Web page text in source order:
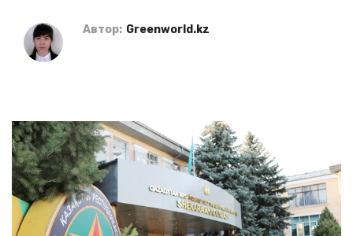
Автор: Greenworld.kz